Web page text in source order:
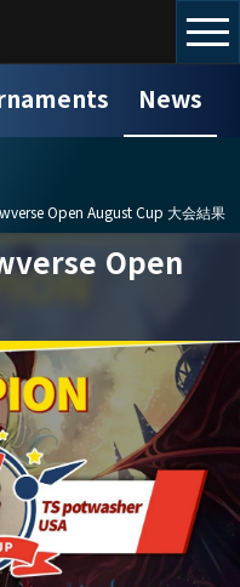
News
Open August Cup 大会結果
Open